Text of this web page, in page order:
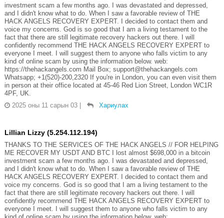
investment scam a few months ago. I was devastated and depressed,
and I didn't know what to do. When I saw a favorable review of THE
HACK ANGELS RECOVERY EXPERT. I decided to contact them and
voice my concerns. God is so good that I am a living testament to the
fact that there are still legitimate recovery hackers out there. I will
confidently recommend THE HACK ANGELS RECOVERY EXPERT to
everyone I meet. I will suggest them to anyone who falls victim to any
kind of online scam by using the information below. web:
https://thehackangels.com Mail Box; support@thehackangels.com
Whatsapp; +1(520)-200,2320 If you're in London, you can even visit them
in person at their office located at 45-46 Red Lion Street, London WC1R
4PF, UK.
2025 оны 11 сарын 03
Хариулах
Lillian Lizzy (5.254.112.194)
THANKS TO THE SERVICES OF THE HACK ANGELS // FOR HELPING
ME RECOVER MY USDT AND BTC I lost almost $698,000 in a bitcoin
investment scam a few months ago. I was devastated and depressed,
and I didn't know what to do. When I saw a favorable review of THE
HACK ANGELS RECOVERY EXPERT. I decided to contact them and
voice my concerns. God is so good that I am a living testament to the
fact that there are still legitimate recovery hackers out there. I will
confidently recommend THE HACK ANGELS RECOVERY EXPERT to
everyone I meet. I will suggest them to anyone who falls victim to any